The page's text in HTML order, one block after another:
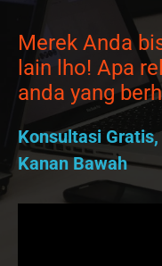
Merek Anda
lain lho! Apa
anda yang
Konsultasi
Kanan Bawah